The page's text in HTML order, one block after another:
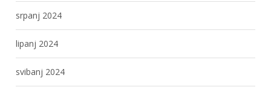
srpanj 2024
lipanj 2024
svibanj 2024